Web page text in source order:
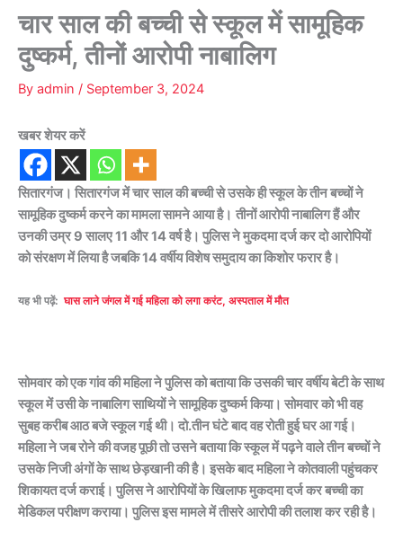
चार साल की बच्ची से स्कूल में सामूहिक
दुष्कर्म, तीनों आरोपी नाबालिग
By admin / September 3, 2024
खबर शेयर करें
सितारगंज। सितारगंज में चार साल की बच्ची से उसके ही स्कूल के तीन बच्चों ने
सामूहिक दुष्कर्म करने का मामला सामने आया है। तीनों आरोपी नाबालिग हैं और
उनकी उम्र 9 सालए 11 और 14 वर्ष है। पुलिस ने मुकदमा दर्ज कर दो आरोपियों
को संरक्षण में लिया है जबकि 14 वर्षीय विशेष समुदाय का किशोर फरार है।
यह भी पढ़ें:घास लाने जंगल में गई महिला को लगा करंट, अस्पताल में मौत
सोमवार को एक गांव की महिला ने पुलिस को बताया कि उसकी चार वर्षीय बेटी के साथ
स्कूल में उसी के नाबालिग साथियों ने सामूहिक दुष्कर्म किया। सोमवार को भी वह
सुबह करीब आठ बजे स्कूल गई थी। दो.तीन घंटे बाद वह रोती हुई घर आ गई।
महिला ने जब रोने की वजह पूछी तो उसने बताया कि स्कूल में पढ़ने वाले तीन बच्चों ने
उसके निजी अंगों के साथ छेड़खानी की है। इसके बाद महिला ने कोतवाली पहुंचकर
शिकायत दर्ज कराई। पुलिस ने आरोपियों के खिलाफ मुकदमा दर्ज कर बच्ची का
मेडिकल परीक्षण कराया। पुलिस इस मामले में तीसरे आरोपी की तलाश कर रही है।